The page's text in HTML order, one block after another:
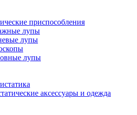
приспособления
лупы
лупы
лупы
аксессуары и одежда